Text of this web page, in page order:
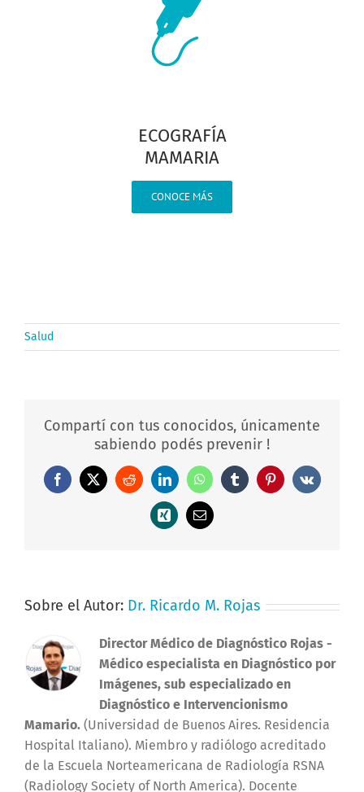
ECOGRAFÍA
MAMARIA
CONOCE MÁS
Salud
Compartí con tus conocidos, únicamente
sabiendo podés prevenir !
Facebook
X RedditLinkedInWhatsAppTumblrPinterestVk
Xing
Correo
electrónico
Sobre el Autor: Dr. Ricardo M. Rojas
Director Médico de Diagnóstico Rojas -
Médico especialista en Diagnóstico por
Imágenes, sub especializado en
Diagnóstico e Intervencionismo
Mamario. (Universidad de Buenos Aires. Residencia
Hospital Italiano). Miembro y radiólogo acreditado
de la Escuela Norteamericana de Radiología RSNA
(Radiology Society of North America). Docente